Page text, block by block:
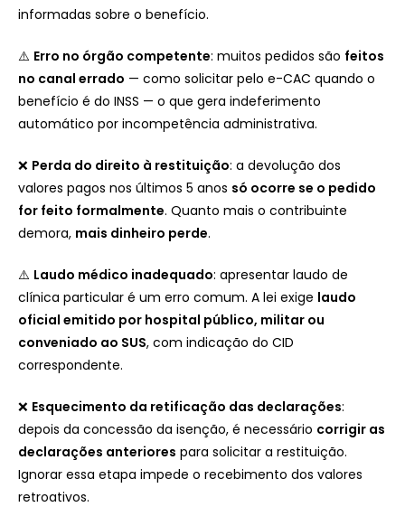
informadas sobre o benefício.
⚠️ Erro no órgão competente: muitos pedidos são feitos
no canal errado — como solicitar pelo e-CAC quando o
benefício é do INSS — o que gera indeferimento
automático por incompetência administrativa.
❌ Perda do direito à restituição: a devolução dos
valores pagos nos últimos 5 anos só ocorre se o pedido
for feito formalmente. Quanto mais o contribuinte
demora, mais dinheiro perde.
⚠️ Laudo médico inadequado: apresentar laudo de
clínica particular é um erro comum. A lei exige laudo
oficial emitido por hospital público, militar ou
conveniado ao SUS, com indicação do CID
correspondente.
❌ Esquecimento da retificação das declarações:
depois da concessão da isenção, é necessário corrigir as
declarações anteriores para solicitar a restituição.
Ignorar essa etapa impede o recebimento dos valores
retroativos.